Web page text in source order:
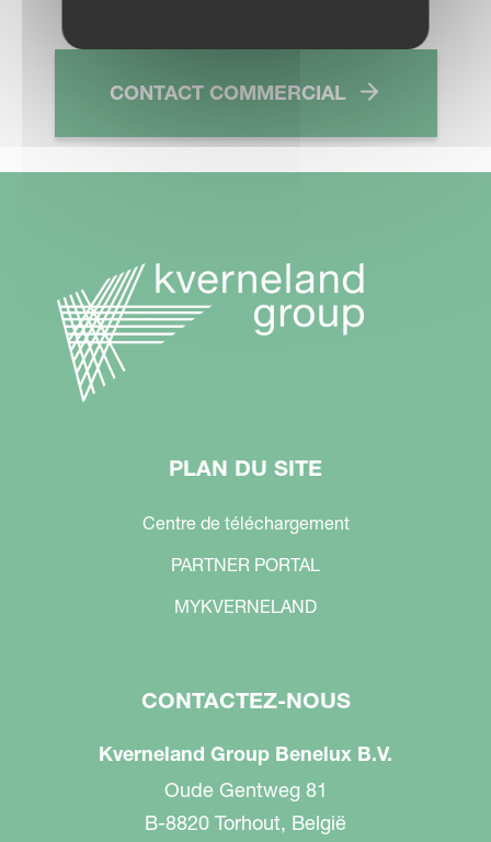
CONTACT COMMERCIAL
PLAN DU SITE
Centre de téléchargement
PARTNER PORTAL
MYKVERNELAND
CONTACTEZ-NOUS
Kverneland Group Benelux B.V.
Oude Gentweg 81
B-8820 Torhout, België